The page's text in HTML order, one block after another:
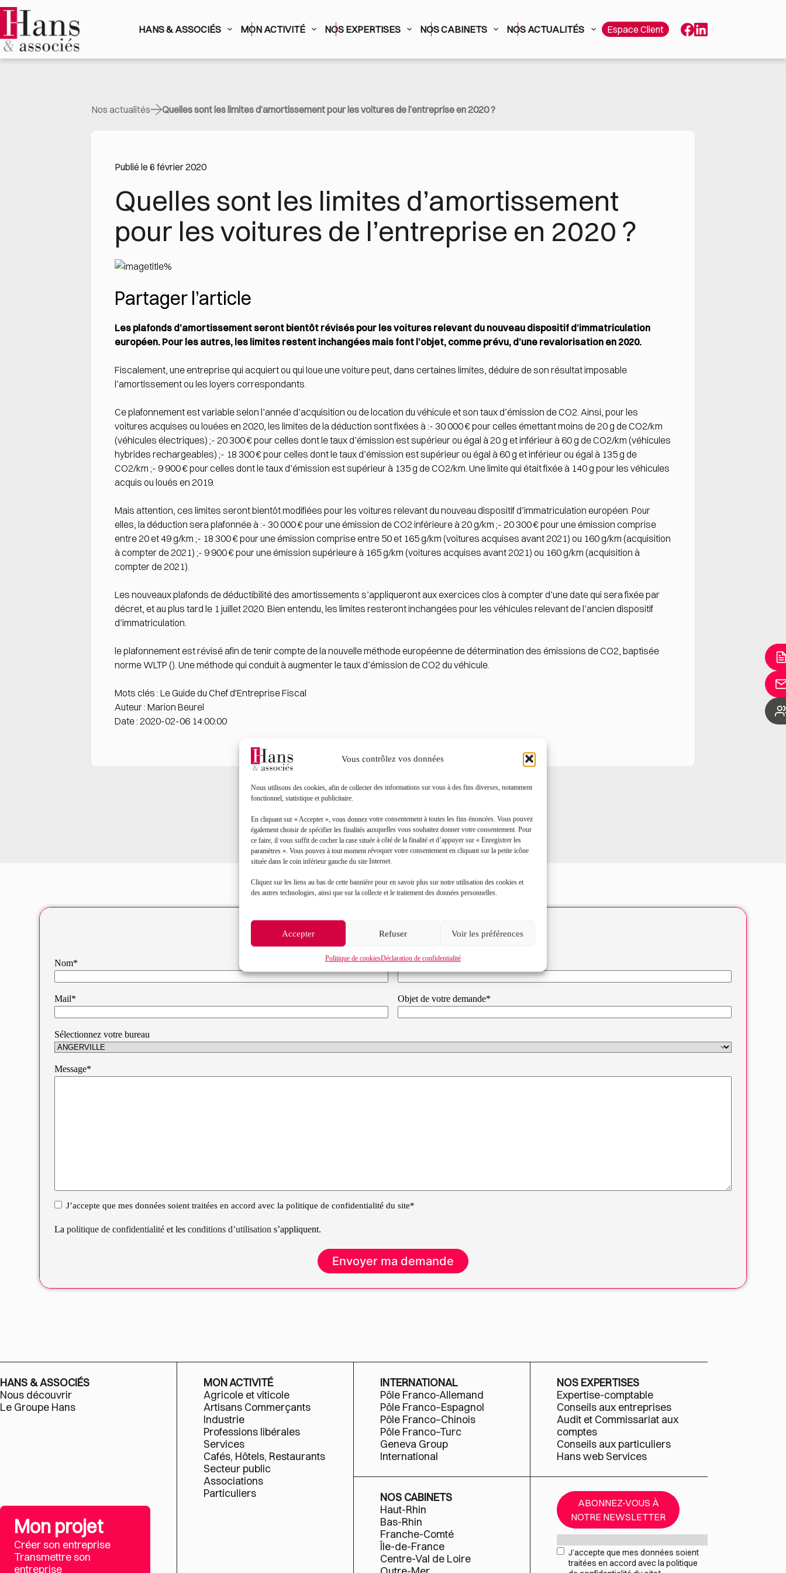
Vous contrôlez vos données
Nous utilisons des cookies, afin de collecter des informations sur vous à des fins diverses, notamment
fonctionnel, statistique et publicitaire.
En cliquant sur « Accepter », vous donnez votre consentement à toutes les fins énoncées. Vous pouvez
également choisir de spécifier les finalités auxquelles vous souhaitez donner votre consentement. Pour
ce faire, il vous suffit de cocher la case située à côté de la finalité et d’appuyer sur « Enregistrer les
paramètres ». Vous pouvez à tout moment révoquer votre consentement en cliquant sur la petite icône
située dans le coin inférieur gauche du site Internet.
Cliquez sur les liens au bas de cette bannière pour en savoir plus sur notre utilisation des cookies et
des autres technologies, ainsi que sur la collecte et le traitement des données personnelles.
Accepter Refuser Voir les préférences
Politique de cookiesDéclaration de confidentialité
contenu
HANS & ASSOCIÉS MON ACTIVITÉ NOS EXPERTISES NOS CABINETS NOS ACTUALITÉS Espace Client
Nos actualités Quelles sont les limites d’amortissement pour les voitures de l’entreprise en 2020 ?
Publié le 6 février 2020
Quelles sont les limites d’amortissement
pour les voitures de l’entreprise en 2020 ?
Partager l’article
Les plafonds d’amortissement seront bientôt révisés pour les voitures relevant du nouveau dispositif d’immatriculation
européen. Pour les autres, les limites restent inchangées mais font l’objet, comme prévu, d’une revalorisation en 2020.
Fiscalement, une entreprise qui acquiert ou qui loue une voiture peut, dans certaines limites, déduire de son résultat imposable
l’amortissement ou les loyers correspondants.
Ce plafonnement est variable selon l’année d’acquisition ou de location du véhicule et son taux d’émission de CO2. Ainsi, pour les
voitures acquises ou louées en 2020, les limites de la déduction sont fixées à :- 30 000 € pour celles émettant moins de 20 g de CO2/km
(véhicules électriques) ;- 20 300 € pour celles dont le taux d’émission est supérieur ou égal à 20 g et inférieur à 60 g de CO2/km (véhicules
hybrides rechargeables) ;- 18 300 € pour celles dont le taux d’émission est supérieur ou égal à 60 g et inférieur ou égal à 135 g de
CO2/km ;- 9 900 € pour celles dont le taux d’émission est supérieur à 135 g de CO2/km. Une limite qui était fixée à 140 g pour les véhicules
acquis ou loués en 2019.
Mais attention, ces limites seront bientôt modifiées pour les voitures relevant du nouveau dispositif d’immatriculation européen. Pour
elles, la déduction sera plafonnée à :- 30 000 € pour une émission de CO2 inférieure à 20 g/km ;- 20 300 € pour une émission comprise
entre 20 et 49 g/km ;- 18 300 € pour une émission comprise entre 50 et 165 g/km (voitures acquises avant 2021) ou 160 g/km (acquisition
à compter de 2021) ;- 9 900 € pour une émission supérieure à 165 g/km (voitures acquises avant 2021) ou 160 g/km (acquisition à
compter de 2021).
Les nouveaux plafonds de déductibilité des amortissements s’appliqueront aux exercices clos à compter d’une date qui sera fixée par
décret, et au plus tard le 1 juillet 2020. Bien entendu, les limites resteront inchangées pour les véhicules relevant de l’ancien dispositif
d’immatriculation.
le plafonnement est révisé afin de tenir compte de la nouvelle méthode européenne de détermination des émissions de CO2, baptisée
norme WLTP (). Une méthode qui conduit à augmenter le taux d’émission de CO2 du véhicule.
Mots clés : Le Guide du Chef d'Entreprise Fiscal
Auteur : Marion Beurel
Date : 2020-02-06 14:00:00
Contact
Nom* Prénom*
Mail* Objet de votre demande*
Sélectionnez votre bureau
Message*
RGPDJ’accepte que mes données soient traitées en accord avec la politique de confidentialité du site*
Lapolitique de confidentialité et lesconditions d’utilisations’appliquent.
HANS & ASSOCIÉS
Nous découvrir
Le Groupe Hans
Mon projet
Créer son entreprise
Transmettre son
entreprise
MON ACTIVITÉ
Agricole et viticole
Artisans Commerçants
Industrie
Professions libérales
Services
Cafés, Hôtels, Restaurants
Secteur public
Associations
Particuliers
INTERNATIONAL
Pôle Franco-Allemand
Pôle Franco–Espagnol
Pôle Franco–Chinois
Pôle Franco–Turc
Geneva Group
International
NOS EXPERTISES
Expertise-comptable
Conseils aux entreprises
Audit et Commissariat aux
comptes
Conseils aux particuliers
Hans web Services
NOS CABINETS
Haut-Rhin
Bas-Rhin
Franche-Comté
Île-de-France
Centre-Val de Loire
ABONNEZ-VOUS À
NOTRE NEWSLETTER
RGPD*
J’accepte que mes données soient
traitées en accord avec la politique